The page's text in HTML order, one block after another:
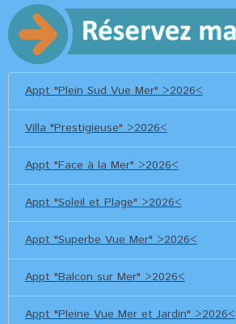
Appt "Plein Sud Vue Mer" >2026<
Villa "Prestigieuse" >2026<
Appt "Face à la Mer" >2026<
Appt "Soleil et Plage" >2026<
Appt "Superbe Vue Mer" >2026<
Appt "Balcon sur Mer" >2026<
Appt "Pleine Vue Mer et Jardin" >2026<